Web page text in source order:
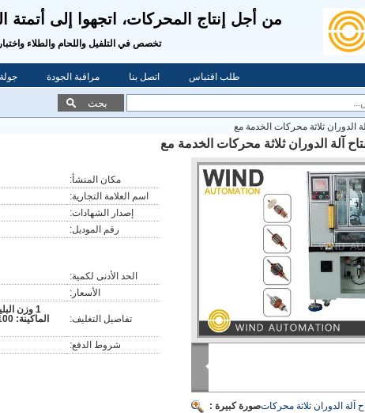
من أجل إنتاج المحركات، اتجهوا إلى أتمتة
تخصص في التلفيل واللحام والطلاء
مراقبة الجودة اتصل بنا طلب اقتباس
بحث
الدوران ثلاثة محركات الخدمة مع
آلة الدوران ثلاثة محركات الخدمة مع
صورة كبيرة :آلة الدوران ثلاثة محركات
مكان المنشأ:
اسم العلامة التجارية:
إصدار الشهادات:
رقم الموديل:
الحد الأدنى لكمية:
الأسعار:
تفاصيل التغليف:
شروط الدفع: